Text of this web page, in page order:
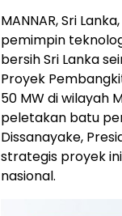
MANNAR, Sri
pemimpin
bersih Sri Lanka
Proyek
50 MW di wilayah
peletakan batu
Dissanayake,
strategis proyek
nasional.